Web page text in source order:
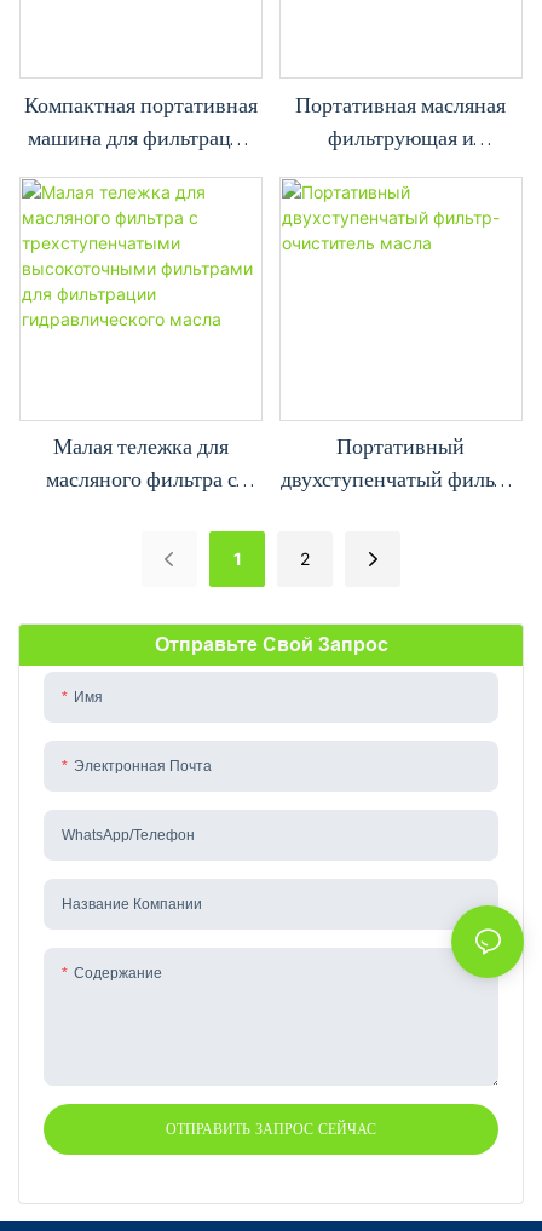
Отправьте Свой Запрос
Имя
Электронная Почта
WhatsApp/телефон
Название Компании
Содержание
ОТПРАВИТЬ ЗАПРОС СЕЙЧАС
Компактная портативная
машина для фильтрации
масла рамного типа с
крюками
Портативная масляная
фильтрующая и
разливочная машина
Малая тележка для
масляного фильтра с
высокоточными
фильтрами для
гидравлического масла
Портативный
двухступенчатый фильтр-
1 2